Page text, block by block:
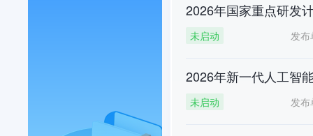
2026年国家重点研发
未启动 发
2026年新一代人工智
未启动 发